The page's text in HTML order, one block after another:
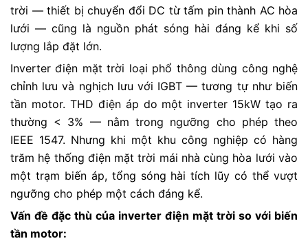
trời — thiết bị chuyển đổi DC từ tấm pin thành AC hòa
lưới — cũng là nguồn phát sóng hài đáng kể khi số
lượng lắp đặt lớn.
Inverter điện mặt trời loại phổ thông dùng công nghệ
chỉnh lưu và nghịch lưu với IGBT — tương tự như biến
tần motor. THD điện áp do một inverter 15kW tạo ra
thường < 3% — nằm trong ngưỡng cho phép theo
IEEE 1547. Nhưng khi một khu công nghiệp có hàng
trăm hệ thống điện mặt trời mái nhà cùng hòa lưới vào
một trạm biến áp, tổng sóng hài tích lũy có thể vượt
ngưỡng cho phép một cách đáng kể.
Vấn đề đặc thù của inverter điện mặt trời so với biến
tần motor: